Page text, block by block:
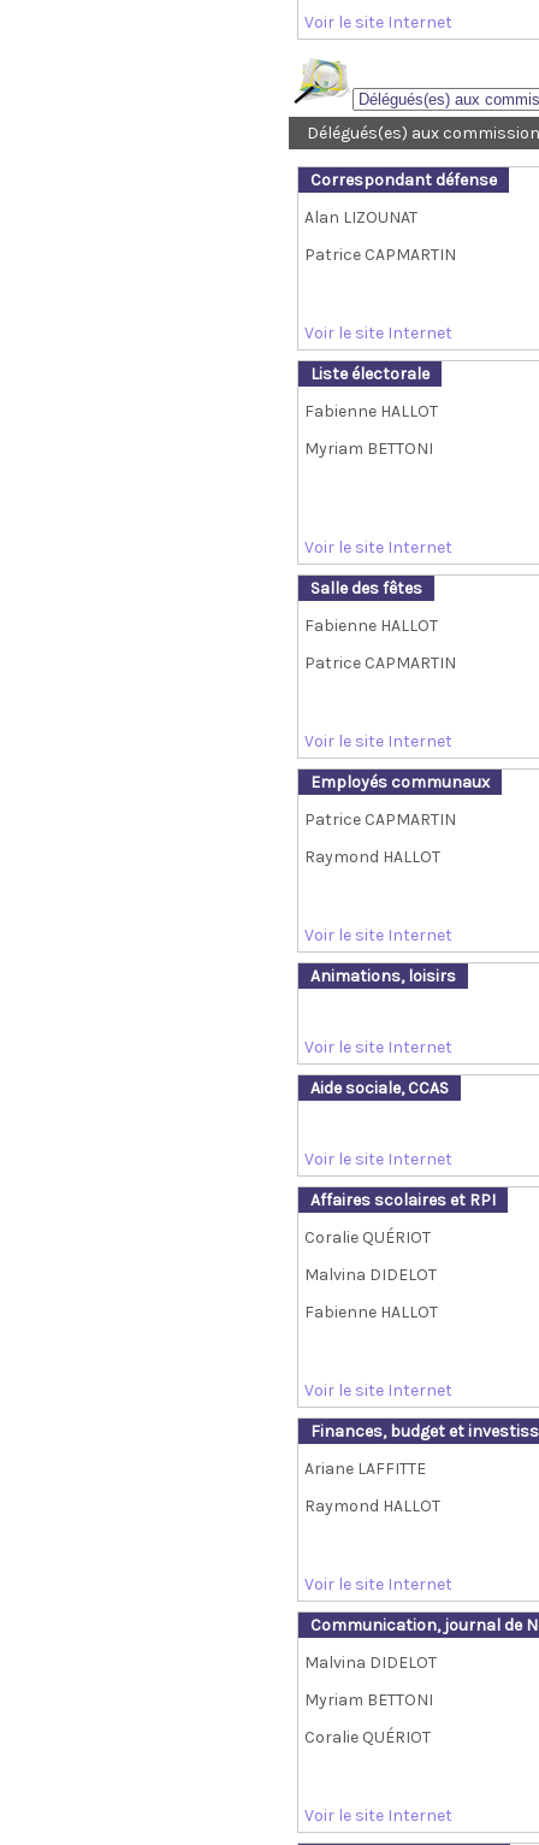
Voir le site Internet
Délégués(es) aux
Correspondant défense
Alan LIZOUNAT
Patrice CAPMARTIN
Voir le site Internet
Liste électorale
Fabienne HALLOT
Myriam BETTONI
Voir le site Internet
Salle des fêtes
Fabienne HALLOT
Patrice CAPMARTIN
Voir le site Internet
Employés communaux
Patrice CAPMARTIN
Raymond HALLOT
Voir le site Internet
Animations, loisirs
Voir le site Internet
Aide sociale, CCAS
Voir le site Internet
Affaires scolaires et RPI
Coralie QUÉRIOT
Malvina DIDELOT
Fabienne HALLOT
Voir le site Internet
Finances, budget et
Ariane LAFFITTE
Raymond HALLOT
Voir le site Internet
Communication, journal de
Malvina DIDELOT
Myriam BETTONI
Coralie QUÉRIOT
Voir le site Internet